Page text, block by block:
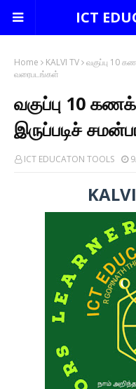
ICT
Home KALVI TV வகுப்பு 10
வரைபடங்கள்
வகுப்பு 10
இருப்படிச்
ICT EDUCATON TOOLS